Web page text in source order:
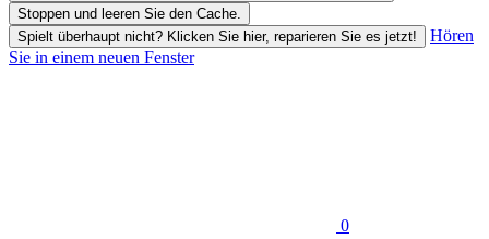
Stoppen und leeren Sie den Cache.
Spielt überhaupt nicht? Klicken Sie hier, reparieren Sie es jetzt!
Hören
Sie in einem neuen Fenster
0